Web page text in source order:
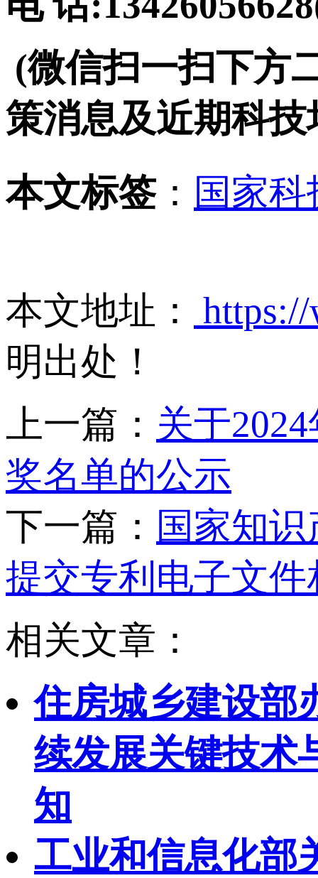
(微信扫一扫下方
策消息及近期科
本文标签： 国家
本文地址：
明出处！
上一篇： 关于
奖名单的公示
下一篇： 国家知
提交专利电子文
相关文章：
住房城乡建设部
续发展关键技术
知
工业和信息化部